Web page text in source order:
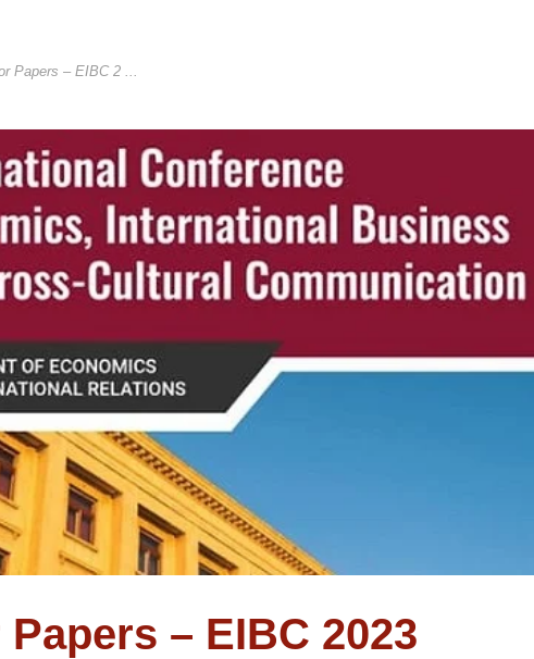
Papers – EIBC 2 ...
– EIBC 2023